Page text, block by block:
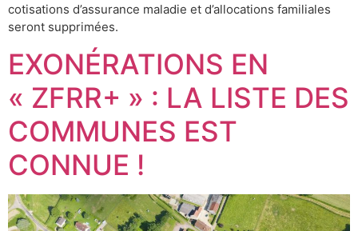
cotisations d’assurance maladie et d’allocations familiales
seront supprimées.
EXONÉRATIONS EN
« ZFRR+ » : LA LISTE DES
COMMUNES EST
CONNUE !